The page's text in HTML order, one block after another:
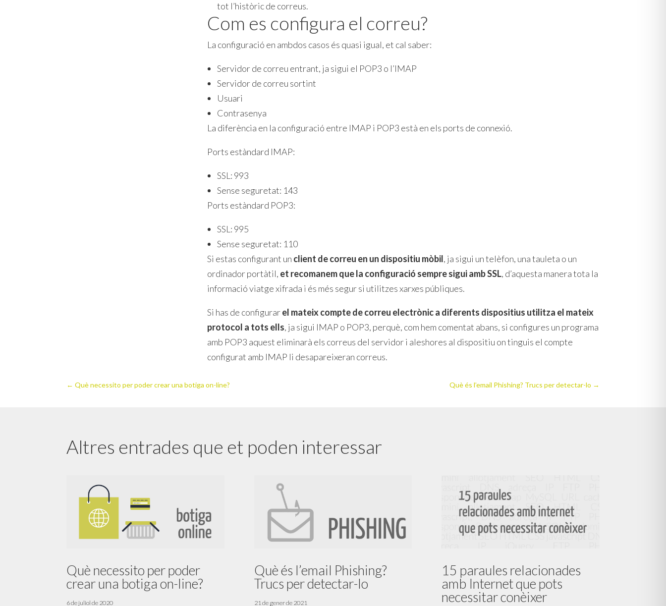
tot l’històric de correus.
Com es configura el correu?
La configuració en ambdos casos és quasi igual, et cal saber:
Servidor de correu entrant, ja sigui el POP3 o l’IMAP
Servidor de correu sortint
Usuari
Contrasenya
La diferència en la configuració entre IMAP i POP3 està en els ports de connexió.
Ports estàndard IMAP:
SSL: 993
Sense seguretat: 143
Ports estàndard POP3:
SSL: 995
Sense seguretat: 110
Si estas configurant un client de correu en un dispositiu mòbil, ja sigui un telèfon, una tauleta o un
ordinador portàtil, et recomanem que la configuració sempre sigui amb SSL, d’aquesta manera tota la
informació viatge xifrada i és més segur si utilitzes xarxes públiques.
Si has de configurarel mateix compte de correu electrònic a diferents dispositius utilitza el mateix
protocol a tots ells, ja sigui IMAP o POP3, perquè, com hem comentat abans, si configures un programa
amb POP3 aquest eliminarà els correus del servidor i aleshores al dispositiu on tinguis el compte
configurat amb IMAP li desapareixeran correus.
← Què necessito per poder crear una botiga on-line? Què és l’email Phishing? Trucs per detectar-lo →
Altres entrades que et poden interessar
Què necessito per poder
crear una botiga on-line?
6 de juliol de 2020
Què és l’email Phishing?
Trucs per detectar-lo
21 de gener de 2021
15 paraules relacionades
amb Internet que pots
necessitar conèixer